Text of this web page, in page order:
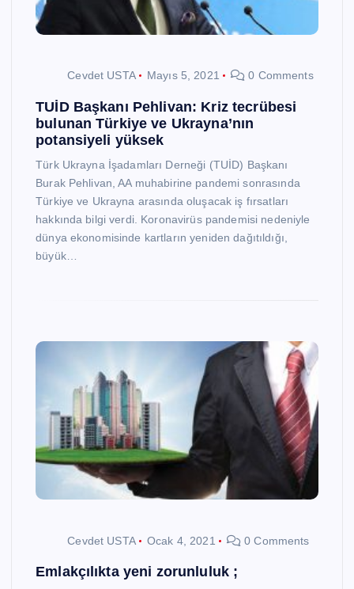
Cevdet USTA Mayıs 5, 2021 0 Comments
TUİD Başkanı Pehlivan: Kriz tecrübesi
bulunan Türkiye ve Ukrayna’nın
potansiyeli yüksek
Türk Ukrayna İşadamları Derneği (TUİD) Başkanı
Burak Pehlivan, AA muhabirine pandemi sonrasında
Türkiye ve Ukrayna arasında oluşacak iş fırsatları
hakkında bilgi verdi. Koronavirüs pandemisi nedeniyle
dünya ekonomisinde kartların yeniden dağıtıldığı,
büyük…
Cevdet USTA Ocak 4, 2021 0 Comments
Emlakçılıkta yeni zorunluluk ;